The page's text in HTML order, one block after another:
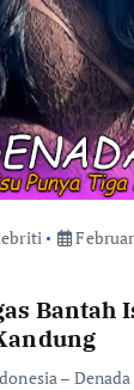
Bantah
– Denada